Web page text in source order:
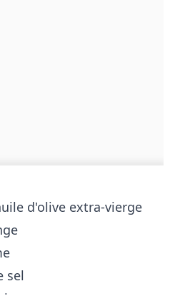
d'olive extra-vierge
sel